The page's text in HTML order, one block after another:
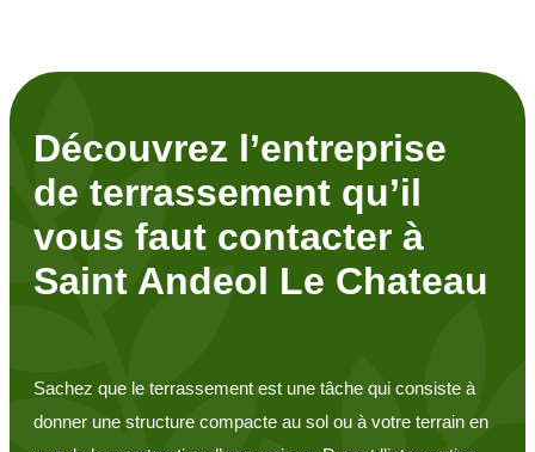
Découvrez l’entreprise
de terrassement qu’il
vous faut contacter à
Saint Andeol Le Chateau
Sachez que le terrassement est une tâche qui consiste à
donner une structure compacte au sol ou à votre terrain en